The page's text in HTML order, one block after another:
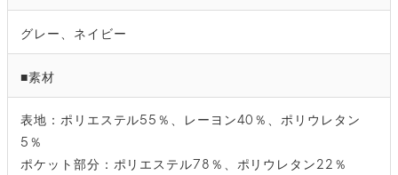
グレー、ネイビー
■素材
表地：ポリエステル55％、レーヨン40％、ポリウレタン
5％
ポケット部分：ポリエステル78％、ポリウレタン22％